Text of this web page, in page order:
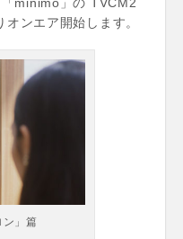
ンエア開始します。
ン」篇